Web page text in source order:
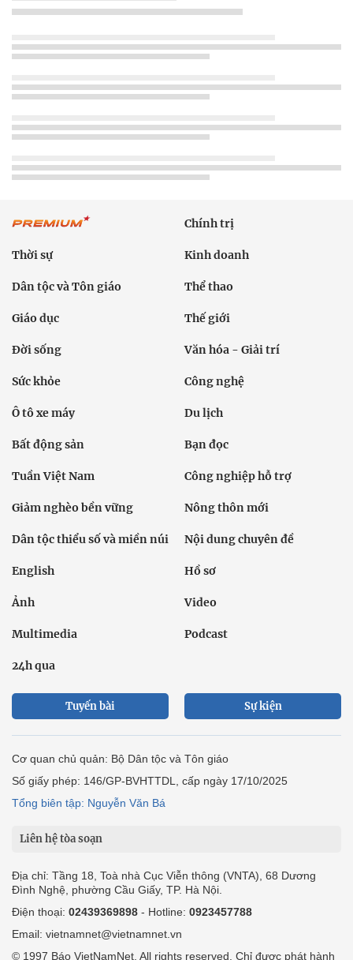
Chính trị
Thời sự Kinh doanh
Dân tộc và Tôn giáo Thể thao
Giáo dục Thế giới
Đời sống Văn hóa - Giải trí
Sức khỏe Công nghệ
Ô tô xe máy Du lịch
Bất động sản Bạn đọc
Tuần Việt Nam Công nghiệp hỗ trợ
Giảm nghèo bền vững Nông thôn mới
Dân tộc thiểu số và miền núi Nội dung chuyên đề
English Hồ sơ
Ảnh Video
Multimedia Podcast
24h qua
Tuyến bài Sự kiện
Cơ quan chủ quản: Bộ Dân tộc và Tôn giáo
Số giấy phép: 146/GP-BVHTTDL, cấp ngày 17/10/2025
Tổng biên tập: Nguyễn Văn Bá
Liên hệ tòa soạn
Địa chỉ: Tầng 18, Toà nhà Cục Viễn thông (VNTA), 68 Dương
Đình Nghệ, phường Cầu Giấy, TP. Hà Nội.
Điện thoại: 02439369898 - Hotline: 0923457788
Email: vietnamnet@vietnamnet.vn
© 1997 Báo VietNamNet. All rights reserved. Chỉ được phát hành